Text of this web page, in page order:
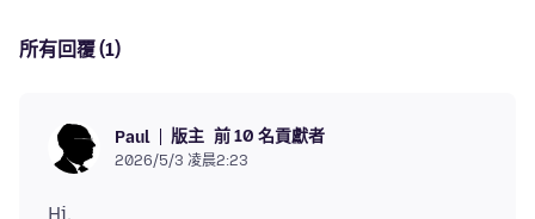
所有回覆 (1)
Paul 版主 前 10 名貢獻者
2026/5/3 凌晨2:23